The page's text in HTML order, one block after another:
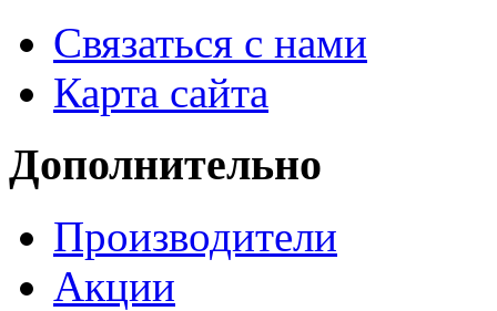
Связаться с нами
Карта сайта
Дополнительно
Производители
Акции